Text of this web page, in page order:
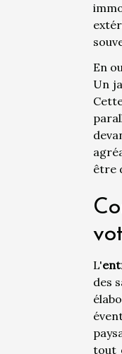
En
Un
être
L'
des
tout